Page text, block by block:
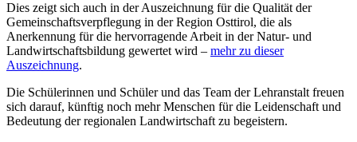
Dies zeigt sich auch in der Auszeichnung für die Qualität der
Gemeinschaftsverpflegung in der Region Osttirol, die als
Anerkennung für die hervorragende Arbeit in der Natur- und
Landwirtschaftsbildung gewertet wird – mehr zu dieser
Auszeichnung.
Die Schülerinnen und Schüler und das Team der Lehranstalt freuen
sich darauf, künftig noch mehr Menschen für die Leidenschaft und
Bedeutung der regionalen Landwirtschaft zu begeistern.